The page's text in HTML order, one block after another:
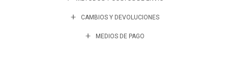
CAMBIOS Y DEVOLUCIONES
MEDIOS DE PAGO